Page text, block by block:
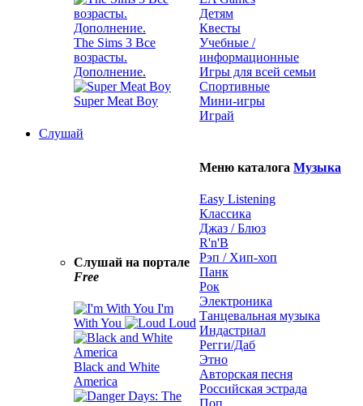
The Sims 3 Все
возрасты.
Дополнение.
Super Meat Boy
Детям
Квесты
Учебные /
информационные
Игры для всей семьи
Спортивные
Мини-игры
Играй
Слушай
Слушай на портале
Free
I'm
With You
Loud
Black and White
America
Меню каталога Музыка
Easy Listening
Классика
Джаз / Блюз
R'n'B
Рэп / Хип-хоп
Панк
Рок
Электроника
Танцевальная музыка
Индастриал
Регги/Даб
Этно
Авторская песня
Российская эстрада